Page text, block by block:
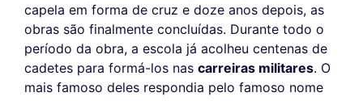
capela em forma de cruz e doze anos depois, as
obras são finalmente concluídas. Durante todo o
período da obra, a escola já acolheu centenas de
cadetes para formá-los nas carreiras militares. O
mais famoso deles respondia pelo famoso nome